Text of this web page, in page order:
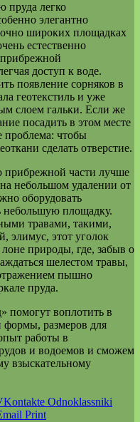
пруда легко
элегантно
широких площадках
естественно
прибрежной
доступ к воде.
появление сорняков в
геотекстиль и уже
слоем гальки. Если же
посадить в этом месте
проблема: чтобы
сделать отверстие.
прибрежной части лучше
небольшом удалении от
оборудовать
небольшую площадку.
травами, такими,
элимус, этот уголок
природы, где, забыв о
шелестом травы,
пышно
пруда.
помогут воплотить в
формы, размеров для
работы в
и водоемов и сможем
взыскательному
Odnoklassniki
Print